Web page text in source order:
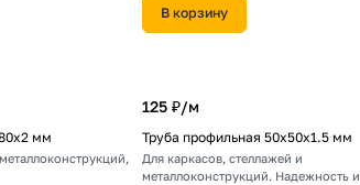
В корзину
мм
125 ₽/м
Труба профильная 50х50х1.5 мм
Для каркасов, стеллажей и
металлоконструкций. Надежность и